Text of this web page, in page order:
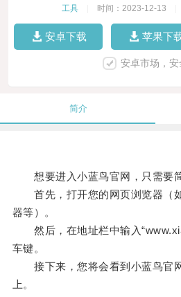
工具 时间：2023-12-13
安卓下载 苹果下
安卓市场，
简介
想要进入小蓝鸟官网，只需要简
首先，打开您的网页浏览器（
器等）。
然后，在地址栏中输入
车键。
接下来，您将会看到小蓝鸟官
上。